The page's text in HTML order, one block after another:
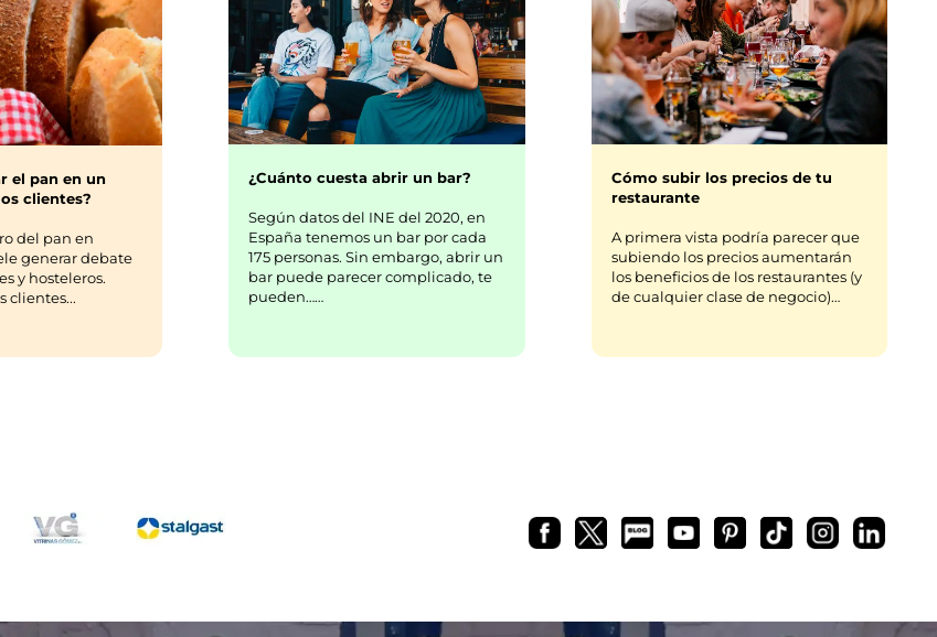
el pan en un
clientes?
del pan en
generar debate
y hosteleros.
clientes...
¿Cuánto cuesta abrir un bar?
Según datos del INE del 2020, en
España tenemos un bar por cada
175 personas. Sin embargo, abrir un
bar puede parecer complicado, te
pueden……
Cómo subir los precios de tu
restaurante
A primera vista podría parecer que
subiendo los precios aumentarán
los beneficios de los restaurantes (y
de cualquier clase de negocio)…